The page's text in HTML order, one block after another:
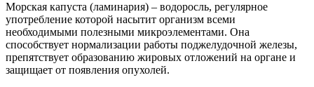
Морская капуста (ламинария) – водоросль, регулярное
употребление которой насытит организм всеми
необходимыми полезными микроэлементами. Она
способствует нормализации работы поджелудочной железы,
препятствует образованию жировых отложений на органе и
защищает от появления опухолей.